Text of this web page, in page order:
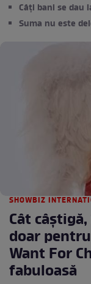
Câți bani se dau
Suma nu este
SHOWBIZ
Cât
doar
Want For
fabuloasă